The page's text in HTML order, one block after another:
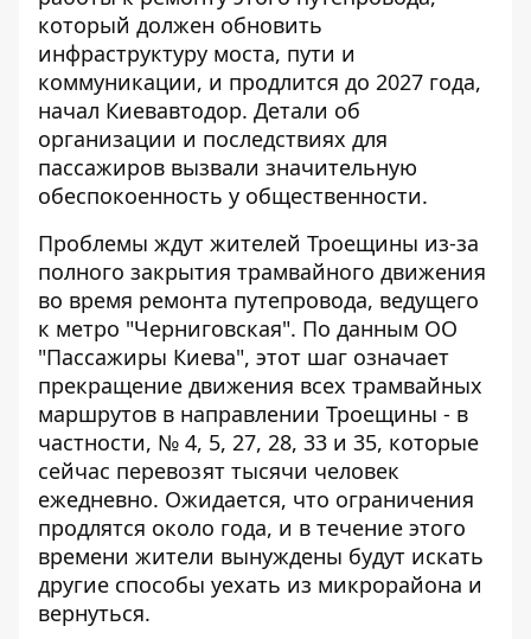
который должен обновить
инфраструктуру моста, пути и
коммуникации, и продлится до 2027 года,
начал Киевавтодор. Детали об
организации и последствиях для
пассажиров вызвали значительную
обеспокоенность у общественности.
Проблемы ждут жителей Троещины из-за
полного закрытия трамвайного движения
во время ремонта путепровода, ведущего
к метро "Черниговская". По данным ОО
"Пассажиры Киева", этот шаг означает
прекращение движения всех трамвайных
маршрутов в направлении Троещины - в
частности, № 4, 5, 27, 28, 33 и 35, которые
сейчас перевозят тысячи человек
ежедневно. Ожидается, что ограничения
продлятся около года, и в течение этого
времени жители вынуждены будут искать
другие способы уехать из микрорайона и
вернуться.